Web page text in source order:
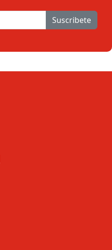
Suscribete